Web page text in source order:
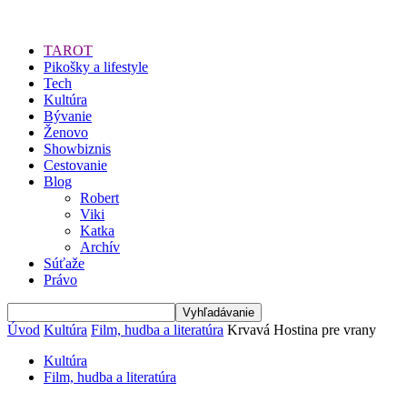
TAROT
Pikošky a lifestyle
Tech
Kultúra
Bývanie
Ženovo
Showbiznis
Cestovanie
Blog
Robert
Viki
Katka
Archív
Súťaže
Právo
Úvod Kultúra Film, hudba a literatúra Krvavá Hostina pre vrany
Kultúra
Film, hudba a literatúra